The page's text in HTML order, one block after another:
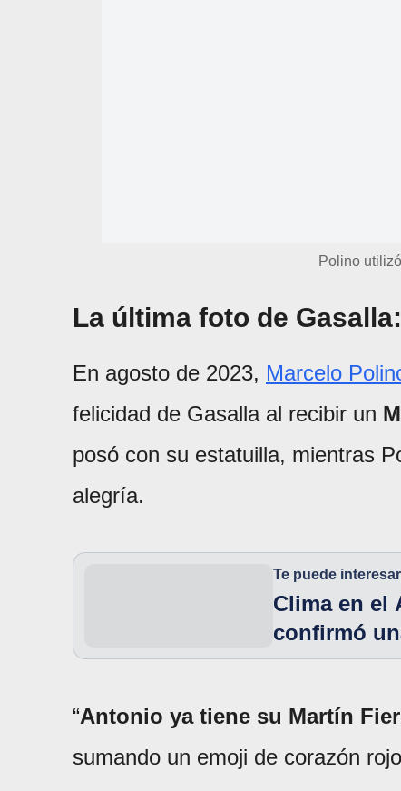
Polino
La última foto de
En agosto de 2023, Marcelo
felicidad de Gasalla al recibir un
posó con su estatuilla, mientras
alegría.
Te puede
Clima en el
confirmó
“Antonio ya tiene su Martín
sumando un emoji de corazón